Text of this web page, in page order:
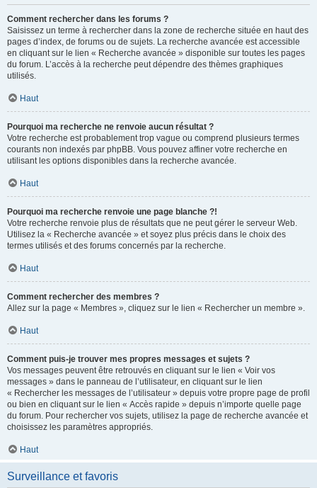
Comment rechercher dans les forums ?
Saisissez un terme à rechercher dans la zone de recherche située en haut des
pages d’index, de forums ou de sujets. La recherche avancée est accessible
en cliquant sur le lien « Recherche avancée » disponible sur toutes les pages
du forum. L’accès à la recherche peut dépendre des thèmes graphiques
utilisés.
Haut
Pourquoi ma recherche ne renvoie aucun résultat ?
Votre recherche est probablement trop vague ou comprend plusieurs termes
courants non indexés par phpBB. Vous pouvez affiner votre recherche en
utilisant les options disponibles dans la recherche avancée.
Haut
Pourquoi ma recherche renvoie une page blanche ?!
Votre recherche renvoie plus de résultats que ne peut gérer le serveur Web.
Utilisez la « Recherche avancée » et soyez plus précis dans le choix des
termes utilisés et des forums concernés par la recherche.
Haut
Comment rechercher des membres ?
Allez sur la page « Membres », cliquez sur le lien « Rechercher un membre ».
Haut
Comment puis-je trouver mes propres messages et sujets ?
Vos messages peuvent être retrouvés en cliquant sur le lien « Voir vos
messages » dans le panneau de l’utilisateur, en cliquant sur le lien
« Rechercher les messages de l’utilisateur » depuis votre propre page de profil
ou bien en cliquant sur le lien « Accès rapide » depuis n’importe quelle page
du forum. Pour rechercher vos sujets, utilisez la page de recherche avancée et
choisissez les paramètres appropriés.
Haut
Surveillance et favoris